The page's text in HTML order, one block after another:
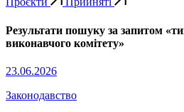
Результати пошуку за запитом
виконавчого комітету»
23.06.2026
Законодавство